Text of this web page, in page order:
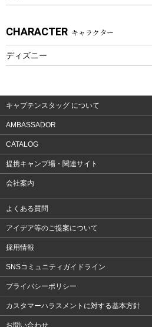
ウェア、タオル
ウェア
CHARACTER キャラクター
ディズニー
キャプテンスタッグ について
AMBASSADOR
CATALOG
提携キャンプ場・関連サイト
会社案内
よくある質問
アイデア等のご提案について
採用情報
SNSコミュニティガイドライン
プライバシーポリシー
カスタマーハラスメントに対する基本方針
お問い合わせ